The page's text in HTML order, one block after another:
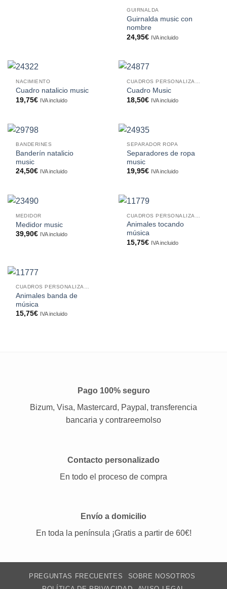
GUIRNALDA
Guirnalda music con
nombre
24,95€ IVA incluido
NACIMIENTO
Cuadro natalicio music
19,75€ IVA incluido
Cuadro Music
18,50€ IVA incluido
BANDERINES
Banderín natalicio
music
24,50€ IVA incluido
SEPARADOR ROPA
Separadores de ropa
music
19,95€ IVA incluido
MEDIDOR
Medidor music
39,90€ IVA incluido
Animales tocando
música
15,75€ IVA incluido
Animales banda de
música
15,75€ IVA incluido
Pago 100% seguro
Bizum, Visa, Mastercard, Paypal, transferencia
bancaria y contrareemolso
Contacto personalizado
En todo el proceso de compra
Envío a domicilio
En toda la península ¡Gratis a partir de 60€!
PREGUNTAS FRECUENTES
SOBRE NOSOTROS